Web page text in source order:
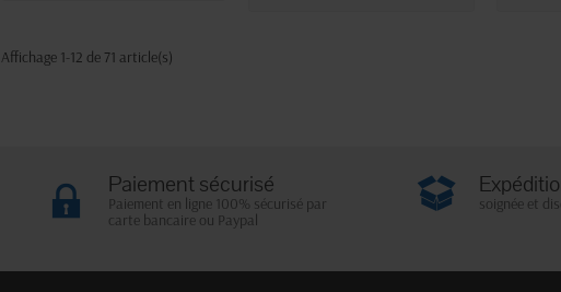
Affichage 1-12 de 71 article(s)
Paiement sécurisé
Paiement en ligne 100% sécurisé par
carte bancaire ou Paypal
soignée et